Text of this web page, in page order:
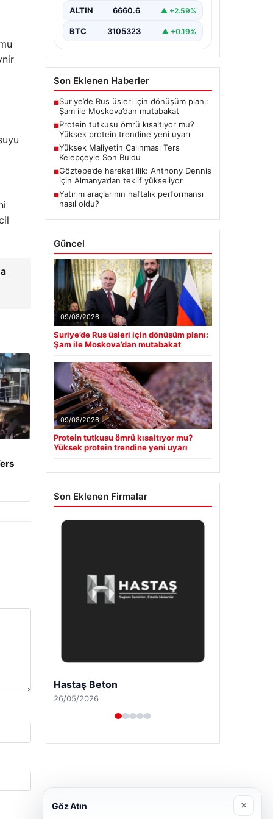
anlayış, son araştırmalarla
ALTIN 6660.6 ▲ +2.59%
BTC 3105323 ▲ +0.19%
Son Eklenen Haberler
■Suriye’de Rus üsleri için dönüşüm planı:
Şam ile Moskova’dan mutabakat
■Protein tutkusu ömrü kısaltıyor mu?
Yüksek protein trendine yeni uyarı
■Yüksek Maliyetin Çalınması Ters
Kelepçeyle Son Buldu
■Göztepe’de hareketlilik: Anthony Dennis
için Almanya’dan teklif yükseliyor
■Yatırım araçlarının haftalık performansı
nasıl oldu?
Güncel
09/08/2026
Suriye’de Rus üsleri için dönüşüm planı:
Şam ile Moskova’dan mutabakat
09/08/2026
Protein tutkusu ömrü kısaltıyor mu?
Yüksek protein trendine yeni uyarı
Son Eklenen Firmalar
Enes Kaplan Avukatlık Bürosu
28/04/2026
Göz Atın ×